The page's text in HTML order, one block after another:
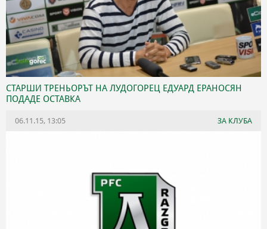
СТАРШИ ТРЕНЬОРЪТ НА ЛУДОГОРЕЦ ЕДУАРД ЕРАНОСЯН
ПОДАДЕ ОСТАВКА
06.11.15, 13:05 ЗА КЛУБА